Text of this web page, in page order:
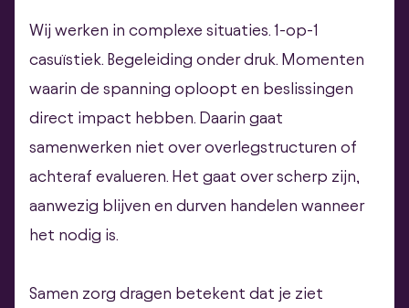
Wij werken in complexe situaties. 1-op-1
casuïstiek. Begeleiding onder druk. Momenten
waarin de spanning oploopt en beslissingen
direct impact hebben. Daarin gaat
samenwerken niet over overlegstructuren of
achteraf evalueren. Het gaat over scherp zijn,
aanwezig blijven en durven handelen wanneer
het nodig is.
Samen zorg dragen betekent dat je ziet